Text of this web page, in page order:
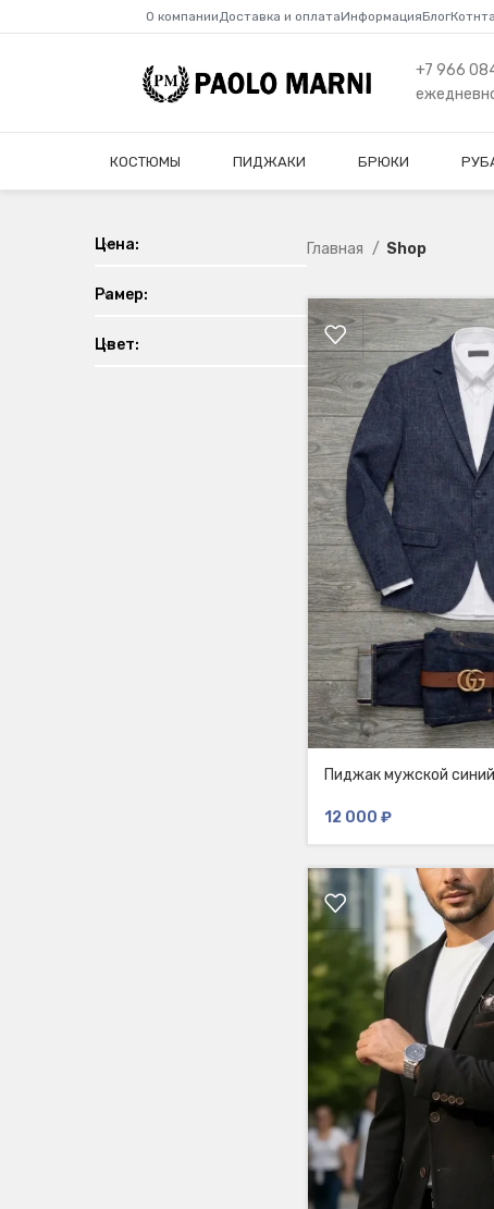
О компанииДоставка и оплатаИнформацияБлог
+7 966
КОСТЮМЫ ПИДЖАКИ БРЮКИ
Цена:
Рамер:
Цвет:
Главная Shop
Пиджак мужской
12 000 ₽